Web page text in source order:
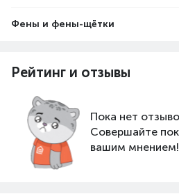
тонкими волосами
Компактный и
фен
всего 395 г
Фены и фены-щётки
Рейтинг и отзывы
Пока нет
Совершайте
вашим мнением!